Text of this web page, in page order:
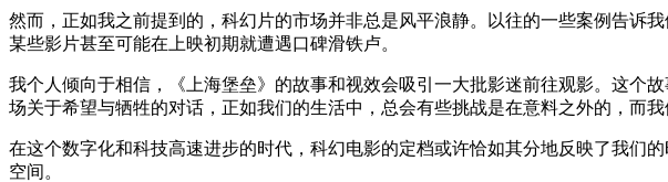
然而，正如我之前提到的，科幻片的市场并非总是风平浪静。以往的一些案例告诉
某些影片甚至可能在上映初期就遭遇口碑滑铁卢。
我个人倾向于相信，《上海堡垒》的故事和视效会吸引一大批影迷前往观影。这个
场关于希望与牺牲的对话，正如我们的生活中，总会有些挑战是在意料之外的，而我
在这个数字化和科技高速进步的时代，科幻电影的定档或许恰如其分地反映了我们
空间。